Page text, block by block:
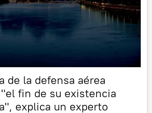
de la defensa aérea
fin de su existencia
explica un experto